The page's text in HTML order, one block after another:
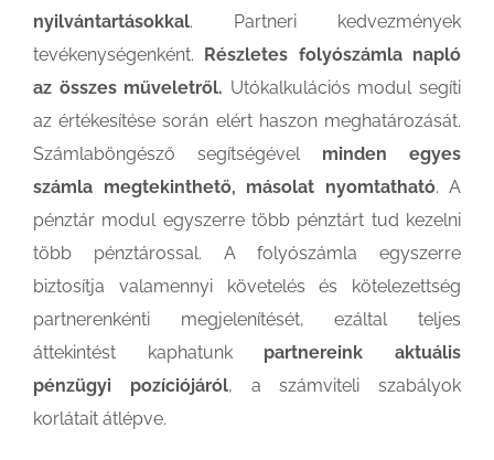
nyilvántartásokkal. Partneri kedvezmények
tevékenységenként. Részletes folyószámla napló
az összes műveletről. Utókalkulációs modul segíti
az értékesítése során elért haszon meghatározását.
Számlaböngésző segítségével minden egyes
számla megtekinthető, másolat nyomtatható. A
pénztár modul egyszerre több pénztárt tud kezelni
több pénztárossal. A folyószámla egyszerre
biztosítja valamennyi követelés és kötelezettség
partnerenkénti megjelenítését, ezáltal teljes
áttekintést kaphatunk partnereink aktuális
pénzügyi pozíciójáról, a számviteli szabályok
korlátait átlépve.